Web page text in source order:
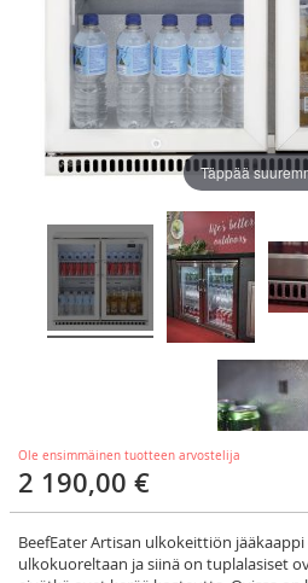
Ole ensimmäinen tuotteen arvostelija
2 190,00 €
BeefEater Artisan ulkokeittiön
ulkokuoreltaan ja siinä on tuplalasiset
Täppää